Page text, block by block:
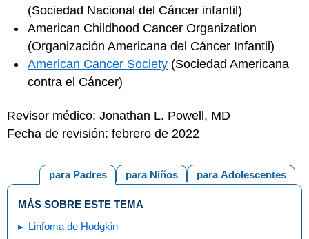
(Sociedad Nacional del Cáncer infantil)
American Childhood Cancer Organization
(Organización Americana del Cáncer Infantil)
American Cancer Society (Sociedad Americana
contra el Cáncer)
Revisor médico: Jonathan L. Powell, MD
Fecha de revisión: febrero de 2022
para Adolescentes
para Niños
para Padres
MÁS SOBRE ESTE TEMA
Linfoma de Hodgkin